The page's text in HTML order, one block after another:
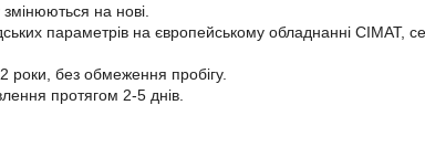
на нові.
параметрів на європейському обладнанні
роки, без обмеження пробігу.
протягом 2-5 днів.